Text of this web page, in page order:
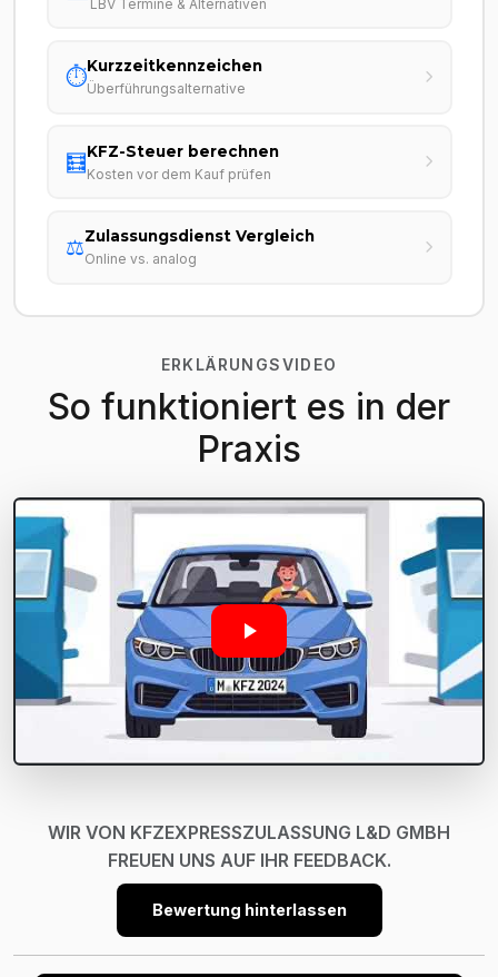
LBV Termine & Alternativen
⏱️Kurzzeitkennzeichen
Überführungsalternative
🧮KFZ-Steuer berechnen
Kosten vor dem Kauf prüfen
⚖️Zulassungsdienst Vergleich
Online vs. analog
ERKLÄRUNGSVIDEO
So funktioniert es in der
Praxis
WIR VON KFZEXPRESSZULASSUNG L&D GMBH
FREUEN UNS AUF IHR FEEDBACK.
Bewertung hinterlassen